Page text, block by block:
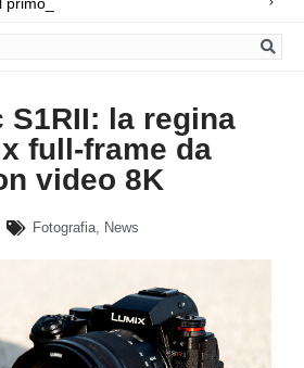
S1RII: la regina
full-frame da
video 8K
Fotografia, News